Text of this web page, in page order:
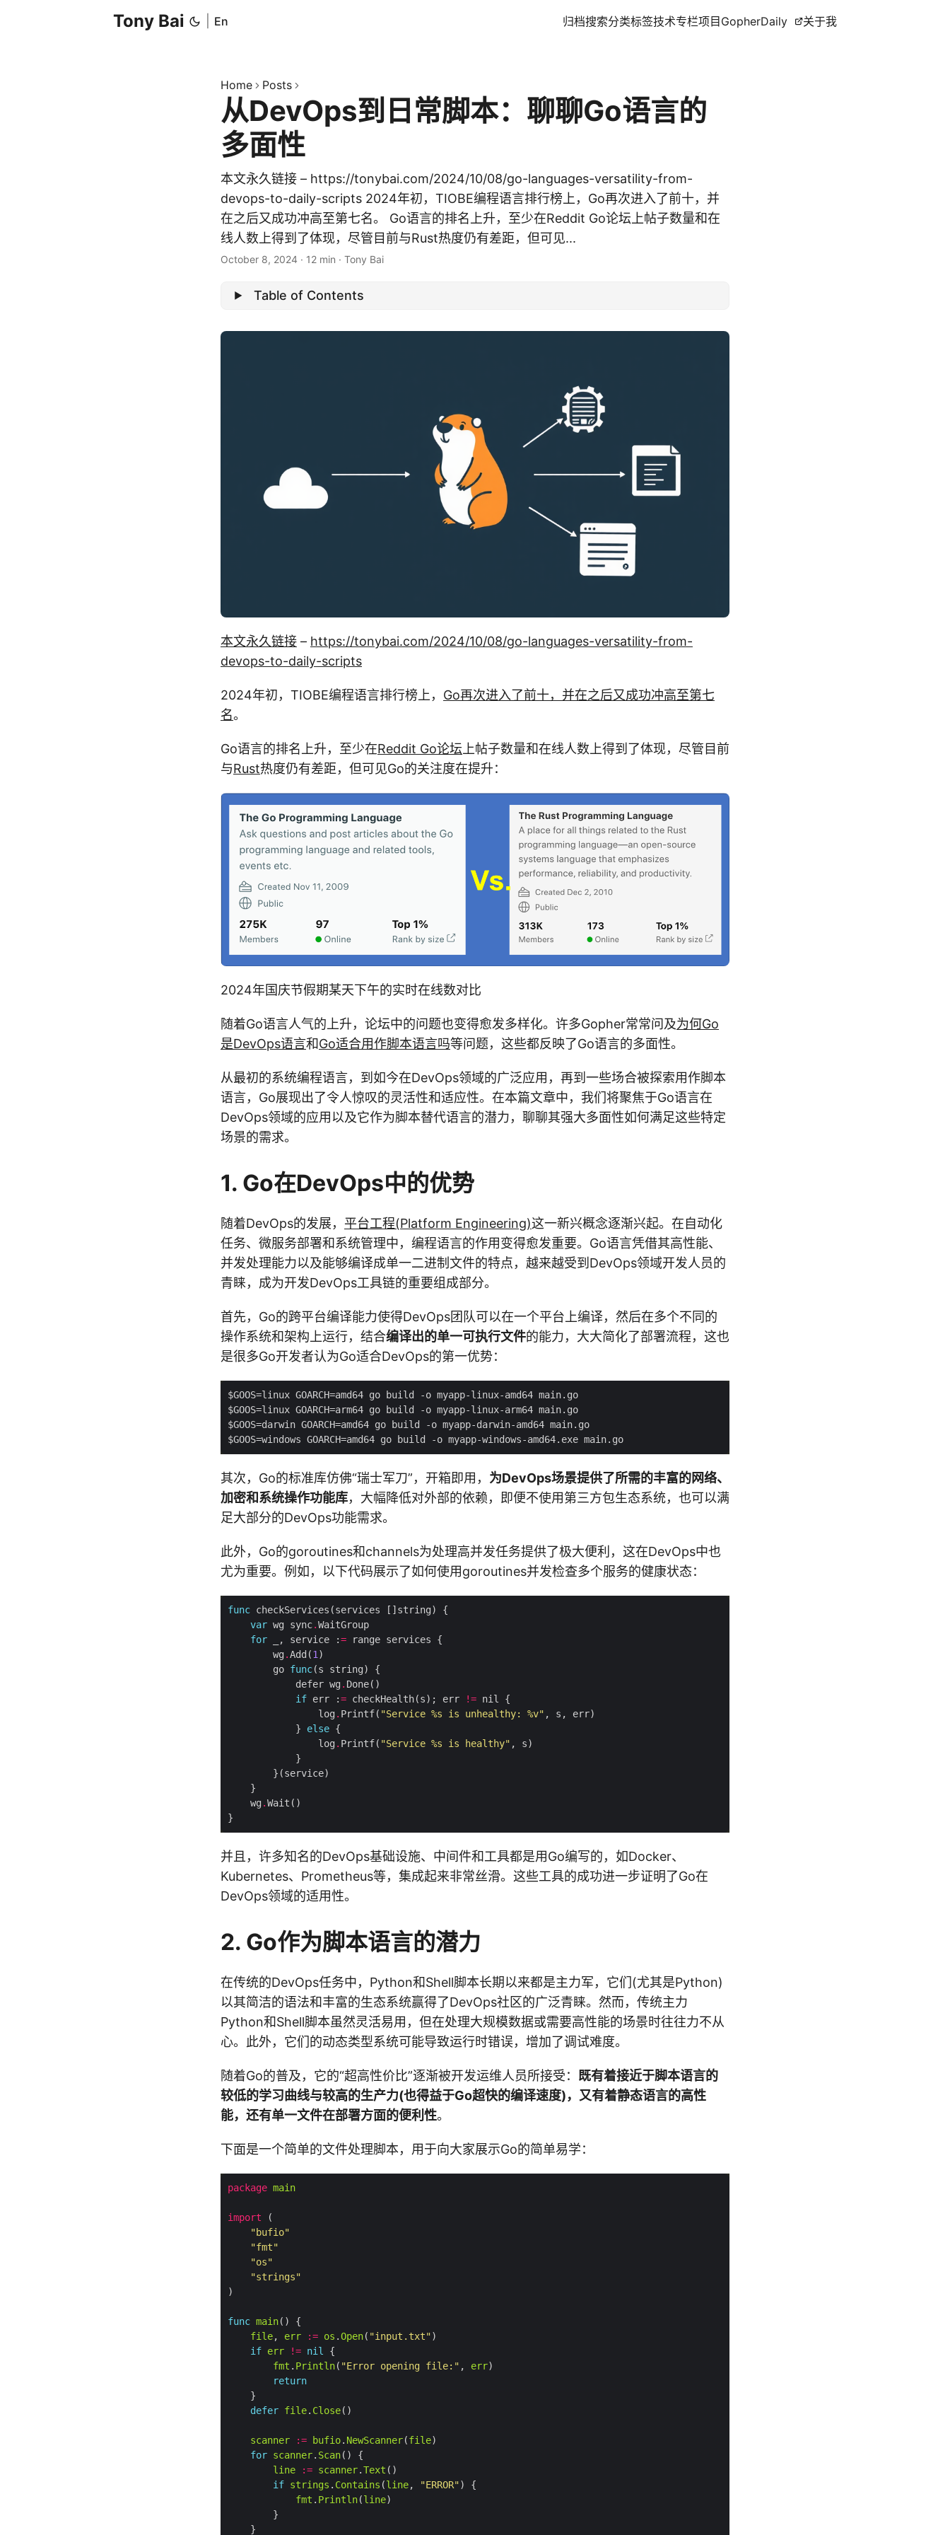
Tony Bai En 归档搜索分类标签技术专栏项目 GopherDaily 关于我
Home Posts
从DevOps到日常脚本：聊聊Go语言的
多面性
本文永久链接 – https://tonybai.com/2024/10/08/go-languages-versatility-from-
devops-to-daily-scripts 2024年初，TIOBE编程语言排行榜上，Go再次进入了前十，并
在之后又成功冲高至第七名。 Go语言的排名上升，至少在Reddit Go论坛上帖子数量和在
线人数上得到了体现，尽管目前与Rust热度仍有差距，但可见...
October 8, 2024 · 12 min · Tony Bai
Table of Contents
本文永久链接 – https://tonybai.com/2024/10/08/go-languages-versatility-from-
devops-to-daily-scripts
2024年初，TIOBE编程语言排行榜上， Go再次进入了前十，并在之后又成功冲高至第七
名。
Go语言的排名上升，至少在Reddit Go论坛 上帖子数量和在线人数上得到了体现，尽管目前
与Rust热度仍有差距，但可见Go的关注度在提升：
2024年国庆节假期某天下午的实时在线数对比
随着Go语言人气的上升，论坛中的问题也变得愈发多样化。许多Gopher常常问及为何Go
是DevOps语言和Go适合用作脚本语言吗等问题，这些都反映了Go语言的多面性。
从最初的系统编程语言，到如今在DevOps领域的广泛应用，再到一些场合被探索用作脚本
语言，Go展现出了令人惊叹的灵活性和适应性。在本篇文章中，我们将聚焦于Go语言在
DevOps领域的应用以及它作为脚本替代语言的潜力，聊聊其强大多面性如何满足这些特定
场景的需求。
1. Go在DevOps中的优势
随着DevOps的发展， 平台工程(Platform Engineering)这一新兴概念逐渐兴起。在自动化
任务、微服务部署和系统管理中，编程语言的作用变得愈发重要。Go语言凭借其高性能、
并发处理能力以及能够编译成单一二进制文件的特点，越来越受到DevOps领域开发人员的
青睐，成为开发DevOps工具链的重要组成部分。
首先，Go的跨平台编译能力使得DevOps团队可以在一个平台上编译，然后在多个不同的
操作系统和架构上运行，结合编译出的单一可执行文件的能力，大大简化了部署流程，这也
是很多Go开发者认为Go适合DevOps的第一优势：
其次，Go的标准库仿佛“瑞士军刀”，开箱即用， 为DevOps场景提供了所需的丰富的网络、
加密和系统操作功能库，大幅降低对外部的依赖，即便不使用第三方包生态系统，也可以满
足大部分的DevOps功能需求。
此外，Go的goroutines和channels为处理高并发任务提供了极大便利，这在DevOps中也
尤为重要。例如，以下代码展示了如何使用goroutines并发检查多个服务的健康状态：
func
var wg sync.
for _, service :=
        wg
.Add(1
        go
func
            defer wg
.
if err := checkHealth(s); err !=
                log
. Printf( "Service %s is unhealthy: %v"
            }
else
                log
. Printf( "Service %s is healthy"
    wg
.
并且，许多知名的DevOps基础设施、中间件和工具都是用Go编写的，如Docker、
Kubernetes、Prometheus等，集成起来非常丝滑。这些工具的成功进一步证明了Go在
DevOps领域的适用性。
2. Go作为脚本语言的潜力
在传统的DevOps任务中，Python和Shell脚本长期以来都是主力军，它们(尤其是Python)
以其简洁的语法和丰富的生态系统赢得了DevOps社区的广泛青睐。然而，传统主力
Python和Shell脚本虽然灵活易用，但在处理大规模数据或需要高性能的场景时往往力不从
心。此外，它们的动态类型系统可能导致运行时错误，增加了调试难度。
随着Go的普及，它的“超高性价比”逐渐被开发运维人员所接受： 既有着接近于脚本语言的
较低的学习曲线与较高的生产力(也得益于Go超快的编译速度)，又有着静态语言的高性
能，还有单一文件在部署方面的便利性。
下面是一个简单的文件处理脚本，用于向大家展示Go的简单易学：
package main
import
"bufio"
"fmt"
"os"
"strings"
func main
file, err := os .Open( "input.txt"
if err != nil
fmt . Println( "Error opening file:" , err
return
defer file. Close
scanner := bufio. NewScanner(file
for scanner. Scan
line
:= scanner.Text
if strings . Contains (line, "ERROR"
fmt . Println(line